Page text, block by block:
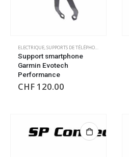
ELECTRIQUE,SUPPORTS DE TÉLÉPHONE/GPS
Support smartphone
Garmin Evotech
Performance
CHF 120.00